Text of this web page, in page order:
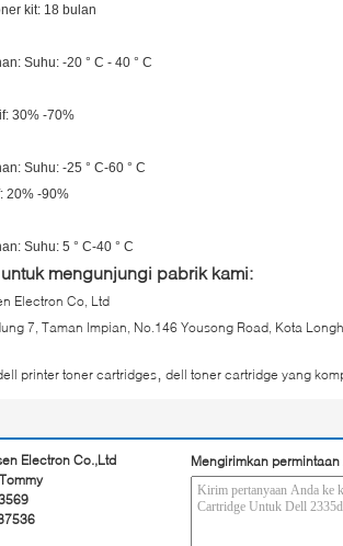
kit: 18 bulan
Suhu: -20 ° C - 40 ° C
30% -70%
Suhu: -25 ° C-60 ° C
20% -90%
Suhu: 5 ° C-40 ° C
mengunjungi pabrik kami:
Electron Co, Ltd
7, Taman Impian, No.146 Yousong Road, Kota
printer toner cartridges dell toner cartridge yang
Electron Co.,Ltd
Mengirimkan